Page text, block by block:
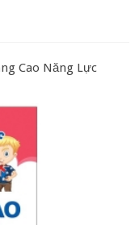
Cao Năng Lực